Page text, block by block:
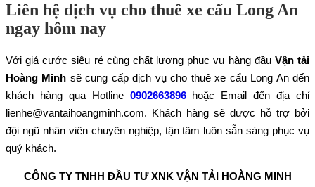
Liên hệ dịch vụ cho thuê xe cẩu Long An
ngay hôm nay
Với giá cước siêu rẻ cùng chất lượng phục vụ hàng đầu Vận tải
Hoàng Minh sẽ cung cấp dịch vụ cho thuê xe cẩu Long An đến
khách hàng qua Hotline 0902663896 hoặc Email đến địa chỉ
lienhe@vantaihoangminh.com. Khách hàng sẽ được hỗ trợ bởi
đội ngũ nhân viên chuyên nghiệp, tận tâm luôn sẵn sàng phục vụ
quý khách.
CÔNG TY TNHH ĐẦU TƯ XNK VẬN TẢI HOÀNG MINH